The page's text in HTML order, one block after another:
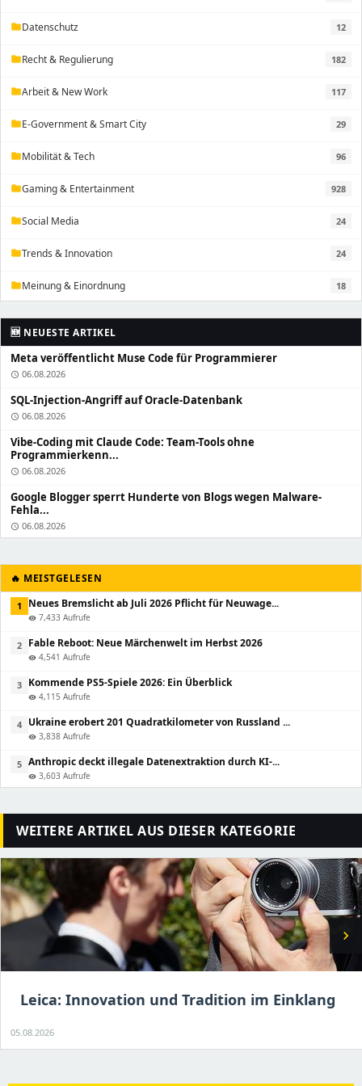
folderDatenschutz 12
folderRecht & Regulierung 182
folderArbeit & New Work 117
folderE-Government & Smart City 29
folderMobilität & Tech 96
folderGaming & Entertainment 928
folderSocial Media 24
folderTrends & Innovation 24
folderMeinung & Einordnung 18
🆕 NEUESTE ARTIKEL
Meta veröffentlicht Muse Code für Programmierer
schedule 06.08.2026
SQL-Injection-Angriff auf Oracle-Datenbank
schedule 06.08.2026
Vibe-Coding mit Claude Code: Team-Tools ohne
Programmierkenn...
schedule 06.08.2026
Google Blogger sperrt Hunderte von Blogs wegen Malware-
Fehla...
schedule 06.08.2026
🔥 MEISTGELESEN
1 Neues Bremslicht ab Juli 2026 Pflicht für Neuwage...
visibility 7,433 Aufrufe
2 Fable Reboot: Neue Märchenwelt im Herbst 2026
visibility 4,541 Aufrufe
3 Kommende PS5-Spiele 2026: Ein Überblick
visibility 4,115 Aufrufe
4 Ukraine erobert 201 Quadratkilometer von Russland ...
visibility 3,838 Aufrufe
5 Anthropic deckt illegale Datenextraktion durch KI-...
visibility 3,603 Aufrufe
WEITERE ARTIKEL AUS DIESER KATEGORIE
chevron_right
Leica: Innovation und Tradition im Einklang
05.08.2026